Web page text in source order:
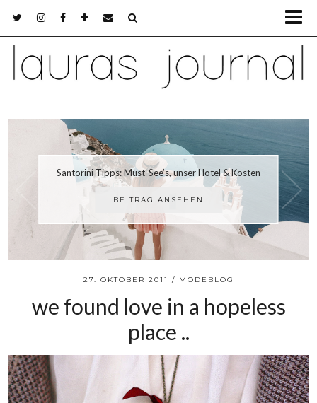
Santorini Tipps: Must-See’s, unser Hotel & Kosten
BEITRAG ANSEHEN
27. OKTOBER 2011 MODEBLOG
we found love in a hopeless
place ..